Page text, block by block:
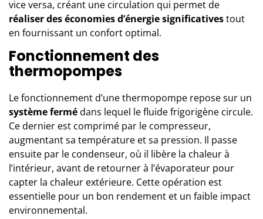
vice versa, créant une circulation qui permet de
réaliser des économies d’énergie significativestout
en fournissant un confort optimal.
Fonctionnement des
thermopompes
Le fonctionnement d’une thermopompe repose sur un
système fermédans lequel le fluide frigorigène circule.
Ce dernier est comprimé par le compresseur,
augmentant sa température et sa pression. Il passe
ensuite par le condenseur, où il libère la chaleur à
l’intérieur, avant de retourner à l’évaporateur pour
capter la chaleur extérieure. Cette opération est
essentielle pour un bon rendement et un faible impact
environnemental.